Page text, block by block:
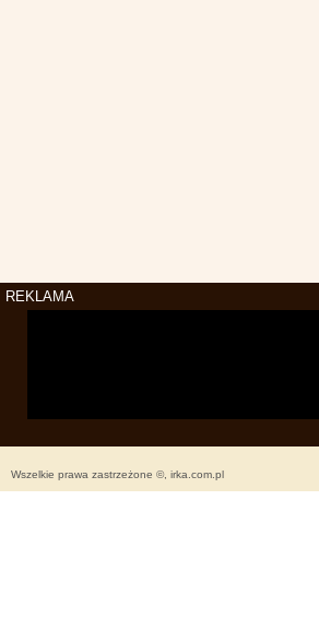
REKLAMA
Wszelkie prawa zastrzeżone ©, irka.com.pl